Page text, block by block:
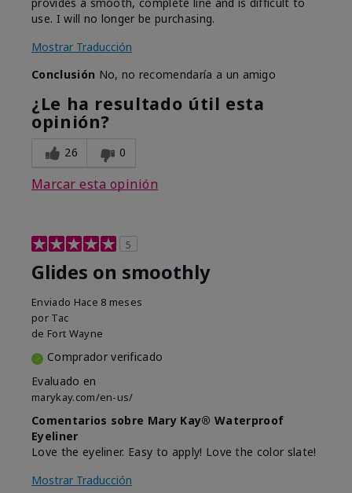
use. I will no longer be purchasing.
Mostrar Traducción
Conclusión No, no recomendaría a un amigo
¿Le ha resultado útil esta
opinión?
26 0
Marcar esta opinión
5
Glides on smoothly
Enviado Hace 8 meses
por Tac
de Fort Wayne
Comprador verificado
Evaluado en
marykay.com/en-us/
Comentarios sobre Mary Kay® Waterproof
Eyeliner
Love the eyeliner. Easy to apply! Love the color slate!
Mostrar Traducción